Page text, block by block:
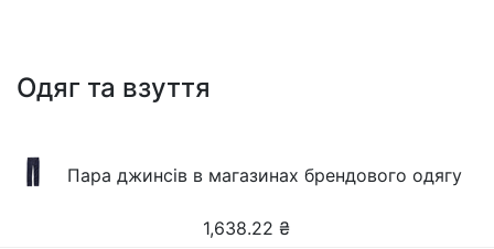
Одяг та взуття
Пара джинсів в магазинах брендового одягу
1,638.22 ₴